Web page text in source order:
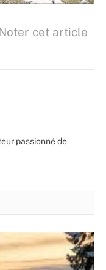
Noter cet article
passionné de